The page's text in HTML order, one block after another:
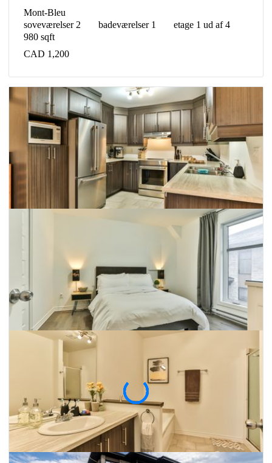
Mont-Bleu
soveværelser 2
badeværelser 1
etage 1 ud af 4
980 sqft
CAD 1,200